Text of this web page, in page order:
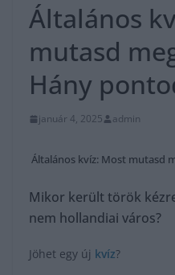
Általános
mutasd
Hány
január 4, 2025 admin
Általános kvíz: Most mutasd
Mikor került török
nem hollandiai város?
Jöhet egy új kvíz?